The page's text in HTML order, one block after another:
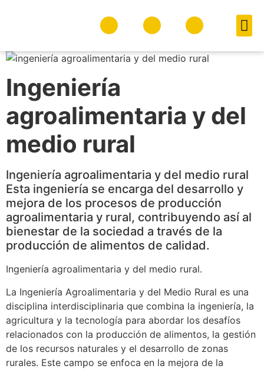
Ingeniería
agroalimentaria y del
medio rural
Ingeniería agroalimentaria y del medio rural
Esta ingeniería se encarga del desarrollo y
mejora de los procesos de producción
agroalimentaria y rural, contribuyendo así al
bienestar de la sociedad a través de la
producción de alimentos de calidad.
Ingeniería agroalimentaria y del medio rural.
La Ingeniería Agroalimentaria y del Medio Rural es una
disciplina interdisciplinaria que combina la ingeniería, la
agricultura y la tecnología para abordar los desafíos
relacionados con la producción de alimentos, la gestión
de los recursos naturales y el desarrollo de zonas
rurales. Este campo se enfoca en la mejora de la